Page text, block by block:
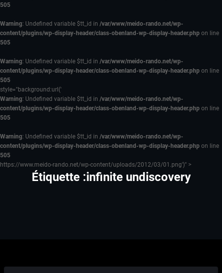
505
Warning: Undefined variable $tt_id in /var/www/meido-rando.net/wp-
content/plugins/wp-display-header/class-obenland-wp-display-header.php on line
505
Warning: Undefined variable $tt_id in /var/www/meido-rando.net/wp-
content/plugins/wp-display-header/class-obenland-wp-display-header.php on line
505
style="background:url('
Warning: Undefined variable $tt_id in /var/www/meido-rando.net/wp-
content/plugins/wp-display-header/class-obenland-wp-display-header.php on line
505
Warning: Undefined variable $tt_id in /var/www/meido-rando.net/wp-
content/plugins/wp-display-header/class-obenland-wp-display-header.php on line
505
https://www.meido-rando.net/wp-content/uploads/2012/03/01.png')" >
Étiquette :infinite undiscovery